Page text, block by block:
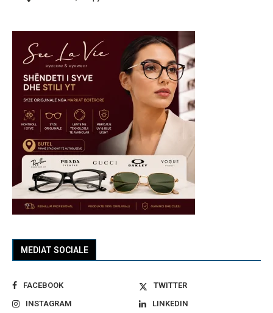
MEDIAT SOCIALE
FACEBOOK
TWITTER
INSTAGRAM
LINKEDIN